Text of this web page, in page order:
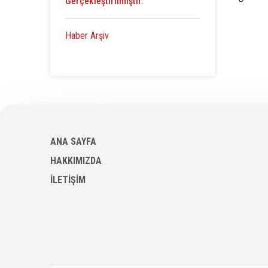
Haber Arşiv
ANA SAYFA
HAKKIMIZDA
İLETİŞİM